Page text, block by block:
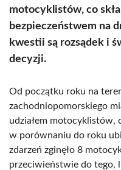
motocyklistów, co
bezpieczeństwem na
kwestii są rozsądek i
decyzji.
Od początku roku na
zachodniopomorskiego
udziałem motocyklistów,
w porównaniu do roku
zdarzeń zginęło 8
przeciwieństwie do tego,